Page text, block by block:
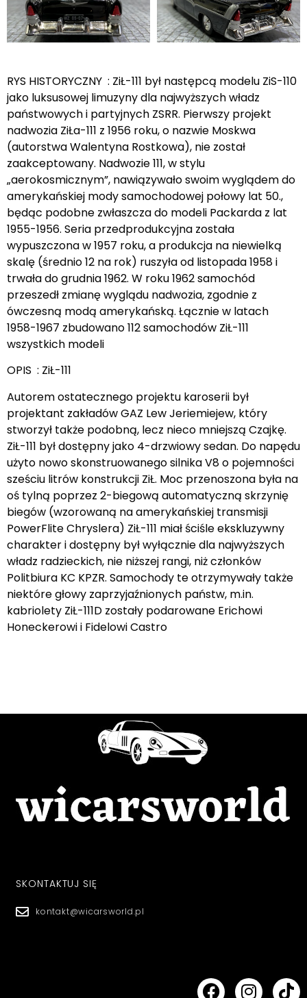
RYS HISTORYCZNY : ZiŁ-111 był następcą modelu ZiS-110
jako luksusowej limuzyny dla najwyższych władz
państwowych i partyjnych ZSRR. Pierwszy projekt
nadwozia ZiŁa-111 z 1956 roku, o nazwie Moskwa
(autorstwa Walentyna Rostkowa), nie został
zaakceptowany. Nadwozie 111, w stylu
„aerokosmicznym”, nawiązywało swoim wyglądem do
amerykańskiej mody samochodowej połowy lat 50.,
będąc podobne zwłaszcza do modeli Packarda z lat
1955-1956. Seria przedprodukcyjna została
wypuszczona w 1957 roku, a produkcja na niewielką
skalę (średnio 12 na rok) ruszyła od listopada 1958 i
trwała do grudnia 1962. W roku 1962 samochód
przeszedł zmianę wyglądu nadwozia, zgodnie z
ówczesną modą amerykańską. Łącznie w latach
1958-1967 zbudowano 112 samochodów ZiŁ-111
wszystkich modeli
OPIS : ZiŁ-111
Autorem ostatecznego projektu karoserii był
projektant zakładów GAZ Lew Jeriemiejew, który
stworzył także podobną, lecz nieco mniejszą Czajkę.
ZiŁ-111 był dostępny jako 4-drzwiowy sedan. Do napędu
użyto nowo skonstruowanego silnika V8 o pojemności
sześciu litrów konstrukcji ZiŁ. Moc przenoszona była na
oś tylną poprzez 2-biegową automatyczną skrzynię
biegów (wzorowaną na amerykańskiej transmisji
PowerFlite Chryslera) ZiŁ-111 miał ściśle ekskluzywny
charakter i dostępny był wyłącznie dla najwyższych
władz radzieckich, nie niższej rangi, niż członków
Politbiura KC KPZR. Samochody te otrzymywały także
niektóre głowy zaprzyjaźnionych państw, m.in.
kabriolety ZiŁ-111D zostały podarowane Erichowi
Honeckerowi i Fidelowi Castro
SKONTAKTUJ SIĘ
kontakt@wicarsworld.pl